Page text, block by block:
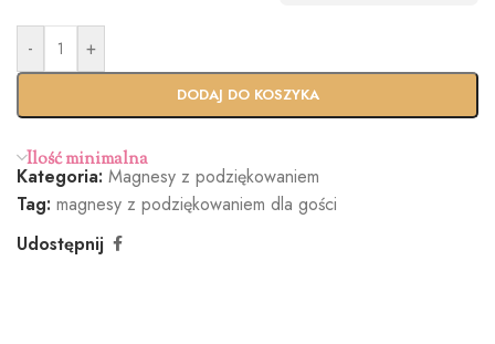
- +
DODAJ DO KOSZYKA
Ilość minimalna
Kategoria: Magnesy z podziękowaniem
Tag: magnesy z podziękowaniem dla gości
Udostępnij